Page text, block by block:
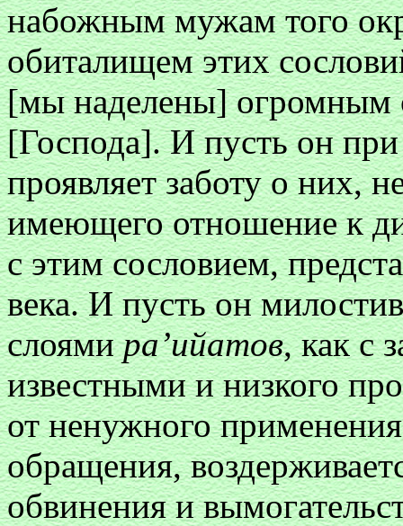
набожным мужам того
обиталищем этих
[мы наделены] огромным
[Господа]. И пусть он
проявляет заботу о них,
имеющего отношение к
с этим сословием,
века. И пусть он
слоямира’ийатов, как с
известными и низкого
от ненужного
обращения,
обвинения и